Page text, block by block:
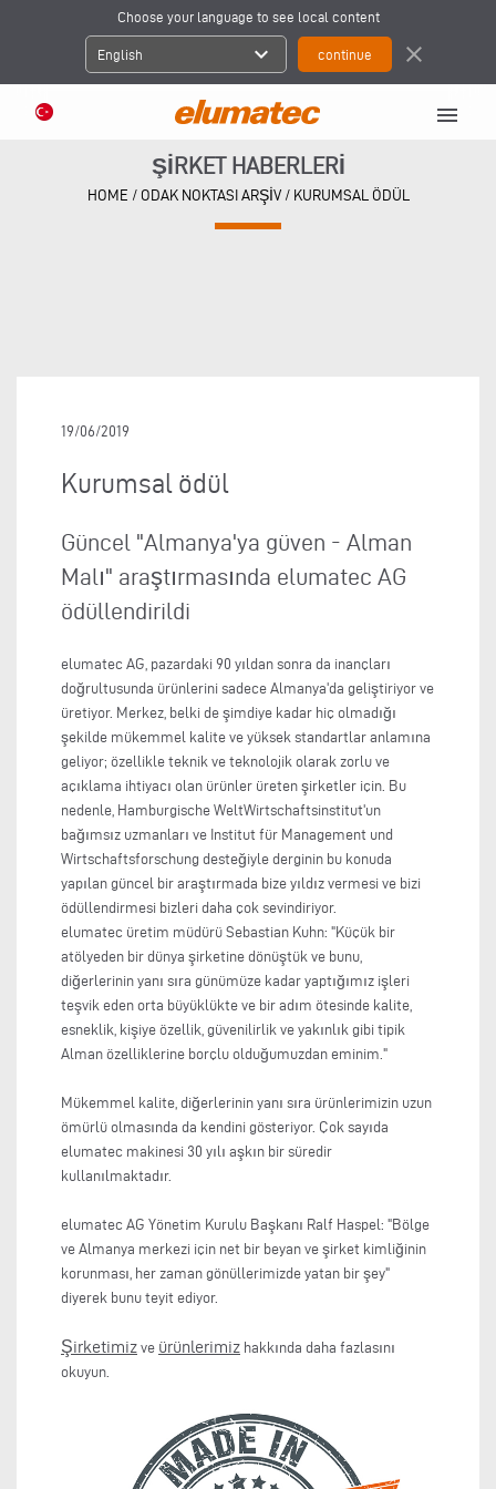
Choose your language to see local content
English expand_more close
menu
ŞIRKET HABERLERI
HOME / ODAK NOKTASI ARŞIV/ KURUMSAL ÖDÜL
19/06/2019
Kurumsal ödül
Güncel "Almanya'ya güven - Alman
Malı" araştırmasında elumatec AG
ödüllendirildi
elumatec AG, pazardaki 90 yıldan sonra da inançları
doğrultusunda ürünlerini sadece Almanya'da geliştiriyor ve
üretiyor. Merkez, belki de şimdiye kadar hiç olmadığı
şekilde mükemmel kalite ve yüksek standartlar anlamına
geliyor; özellikle teknik ve teknolojik olarak zorlu ve
açıklama ihtiyacı olan ürünler üreten şirketler için. Bu
nedenle, Hamburgische WeltWirtschaftsinstitut'un
bağımsız uzmanları ve Institut für Management und
Wirtschaftsforschung desteğiyle derginin bu konuda
yapılan güncel bir araştırmada bize yıldız vermesi ve bizi
ödüllendirmesi bizleri daha çok sevindiriyor.
elumatec üretim müdürü Sebastian Kuhn: "Küçük bir
atölyeden bir dünya şirketine dönüştük ve bunu,
diğerlerinin yanı sıra günümüze kadar yaptığımız işleri
teşvik eden orta büyüklükte ve bir adım ötesinde kalite,
esneklik, kişiye özellik, güvenilirlik ve yakınlık gibi tipik
Alman özelliklerine borçlu olduğumuzdan eminim."
Mükemmel kalite, diğerlerinin yanı sıra ürünlerimizin uzun
ömürlü olmasında da kendini gösteriyor. Çok sayıda
elumatec makinesi 30 yılı aşkın bir süredir
kullanılmaktadır.
elumatec AG Yönetim Kurulu Başkanı Ralf Haspel: "Bölge
ve Almanya merkezi için net bir beyan ve şirket kimliğinin
korunması, her zaman gönüllerimizde yatan bir şey"
diyerek bunu teyit ediyor.
Şirketimiz ve ürünlerimiz hakkında daha fazlasını
okuyun.